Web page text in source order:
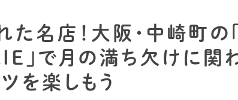
名店！大阪・中崎町の
で月の満ち欠けに関
ツを楽しもう